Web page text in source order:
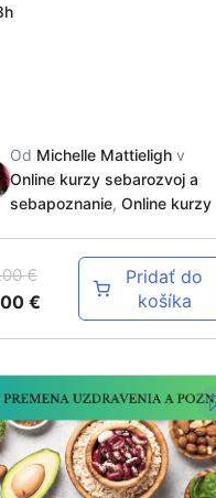
Od Michelle Mattielighv
Online kurzy sebarozvoj a
sebapoznanie, Online kurzy
€
€
Pridať do
košíka